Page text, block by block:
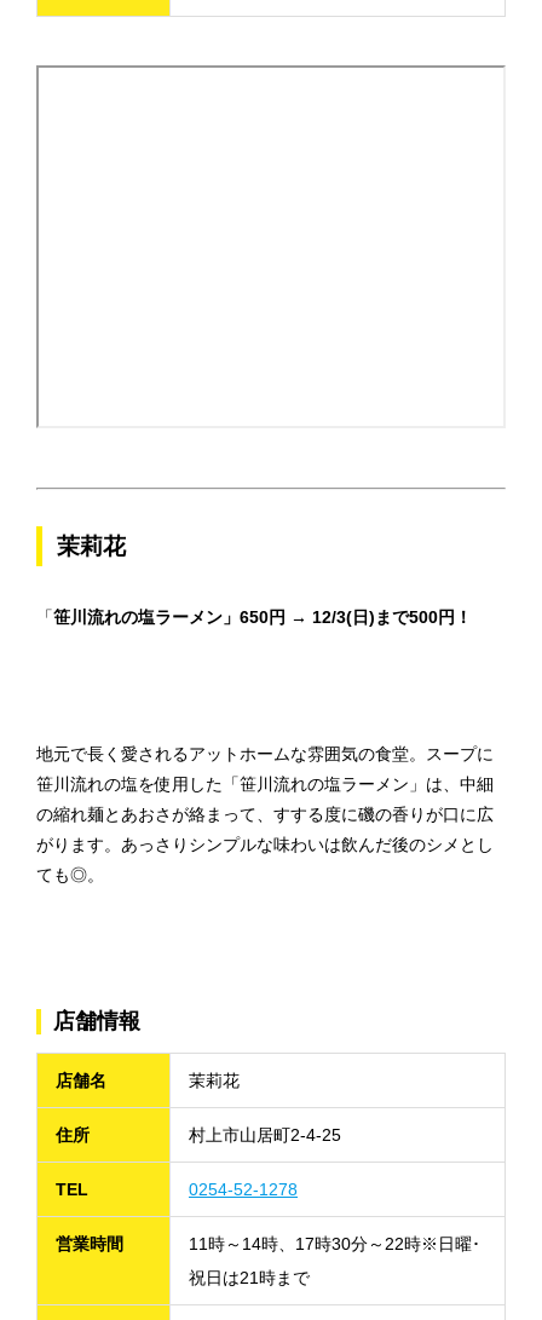
茉莉花
「笹川流れの塩ラーメン」650円 → 12/3(日)まで500円！
地元で長く愛されるアットホームな雰囲気の食堂。スープに
笹川流れの塩を使用した「笹川流れの塩ラーメン」は、中細
の縮れ麺とあおさが絡まって、すする度に磯の香りが口に広
がります。あっさりシンプルな味わいは飲んだ後のシメとし
ても◎。
店舗情報
店舗名 茉莉花
住所 村上市山居町2-4-25
TEL 0254-52-1278
営業時間
11時～14時、17時30分～22時※日曜･
祝日は21時まで